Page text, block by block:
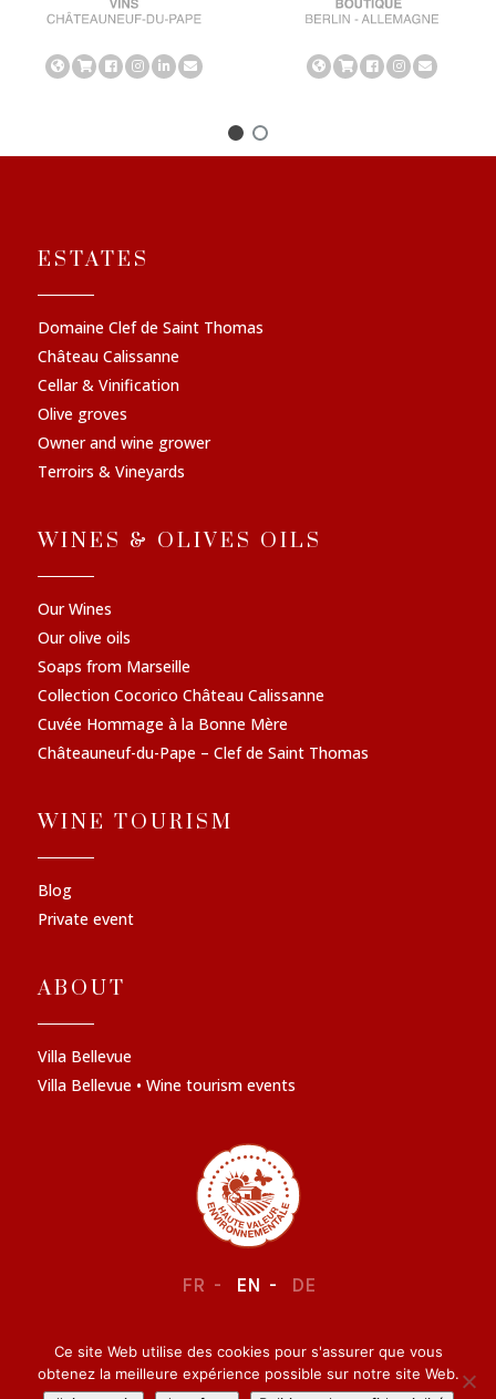
ESTATES
Domaine Clef de Saint Thomas
Château Calissanne
Cellar & Vinification
Olive groves
Owner and wine grower
Terroirs & Vineyards
WINES & OLIVES OILS
Our Wines
Our olive oils
Soaps from Marseille
Collection Cocorico Château Calissanne
Cuvée Hommage à la Bonne Mère
Châteauneuf-du-Pape – Clef de Saint Thomas
WINE TOURISM
Blog
Private event
ABOUT
Villa Bellevue
Villa Bellevue • Wine tourism events
FR EN DE
LEGAL NOTICE–CONFIDENTIALITY
Ce site Web utilise des cookies pour s'assurer que vous
obtenez la meilleure expérience possible sur notre site Web.